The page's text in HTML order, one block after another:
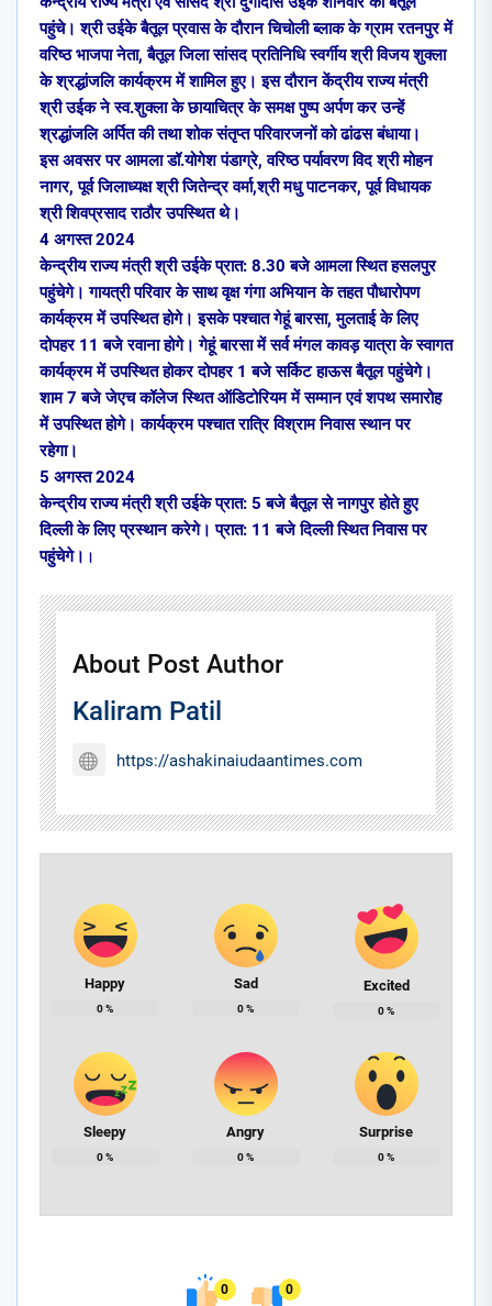
पहुंचे। श्री उईके बैतूल प्रवास के दौरान चिचोली ब्लाक के ग्राम रतनपुर में
वरिष्ठ भाजपा नेता, बैतूल जिला सांसद प्रतिनिधि स्वर्गीय श्री विजय शुक्ला
के श्रद्धांजलि कार्यक्रम में शामिल हुए। इस दौरान केंद्रीय राज्य मंत्री
श्री उईक ने स्व.शुक्ला के छायाचित्र के समक्ष पुष्प अर्पण कर उन्हें
श्रद्धांजलि अर्पित की तथा शोक संतृप्त परिवारजनों को ढांढस बंधाया।
इस अवसर पर आमला डॉ.योगेश पंडाग्रे, वरिष्ठ पर्यावरण विद श्री मोहन
नागर, पूर्व जिलाध्यक्ष श्री जितेन्द्र वर्मा,श्री मधु पाटनकर, पूर्व विधायक
श्री शिवप्रसाद राठौर उपस्थित थे।
4 अगस्त 2024
केन्द्रीय राज्य मंत्री श्री उईके प्रात: 8.30 बजे आमला स्थित हसलपुर
पहुंचेगे। गायत्री परिवार के साथ वृक्ष गंगा अभियान के तहत पौधारोपण
कार्यक्रम में उपस्थित होगे। इसके पश्चात गेहूं बारसा, मुलताई के लिए
दोपहर 11 बजे रवाना होगे। गेहूं बारसा में सर्व मंगल कावड़ यात्रा के स्वागत
कार्यक्रम में उपस्थित होकर दोपहर 1 बजे सर्किट हाऊस बैतूल पहुंचेगे।
शाम 7 बजे जेएच कॉलेज स्थित ऑडिटोरियम में सम्मान एवं शपथ समारोह
में उपस्थित होगे। कार्यक्रम पश्चात रात्रि विश्राम निवास स्थान पर
रहेगा।
5 अगस्त 2024
केन्द्रीय राज्य मंत्री श्री उईके प्रात: 5 बजे बैतूल से नागपुर होते हुए
दिल्ली के लिए प्रस्थान करेगे। प्रात: 11 बजे दिल्ली स्थित निवास पर
पहुंचेगे। ।
About Post Author
Kaliram Patil
https://ashakinaiudaantimes.com
Happy
0%
Sad
0%
Excited
0%
Sleepy
0%
Angry
0%
Surprise
0%
0 0